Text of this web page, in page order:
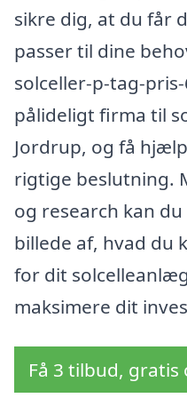
sikre dig, at du får
passer til dine
solceller-p-tag-
pålideligt firma til
Jordrup, og få
rigtige beslutning.
og research kan
billede af, hvad du
for dit
maksimere dit
Få 3 tilbud,